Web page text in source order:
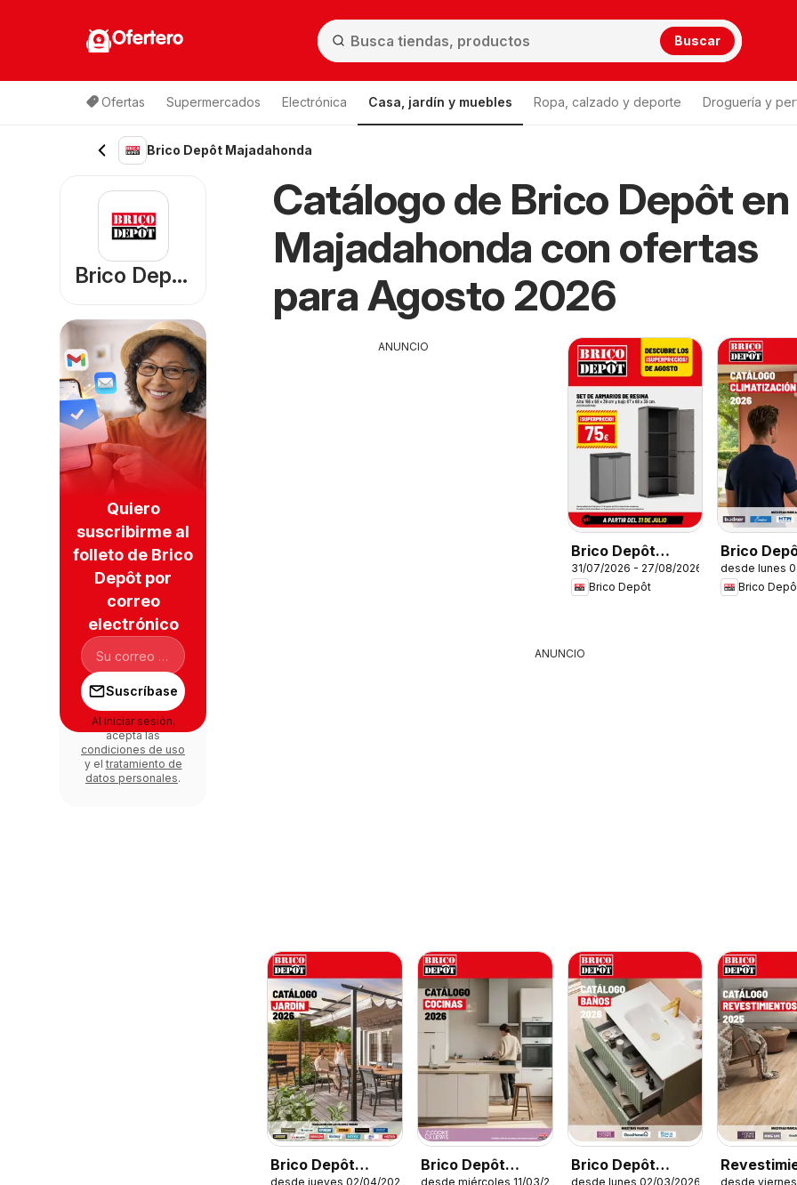
Ofertero Buscar
Ofertas Supermercados Electrónica Casa, jardín y muebles Ropa, calzado y deporte Droguería y
Brico Depôt Majadahonda
Catálogo de Brico Depôt en
Majadahonda con ofertas
para Agosto 2026
ANUNCIO
Brico Depôt
Folleto
31/07/2026 - 27/08/2026
Brico Depôt
Brico
Catálogo
desde lunes
Brico
ANUNCIO
Brico Depôt
desde jueves 02/04/2026
Brico Depôt
desde miércoles 11/03/2026
Brico Depôt
desde lunes 02/03/2026
desde
Brico Depôt
Quiero
suscribirme al
folleto de Brico
Depôt por
correo
electrónico
Suscríbase
Al iniciar sesión,
acepta las
condiciones de uso
y el tratamiento de
datos personales.